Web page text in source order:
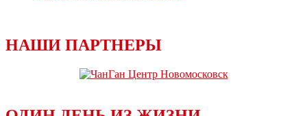
НАШИ ПАРТНЕРЫ